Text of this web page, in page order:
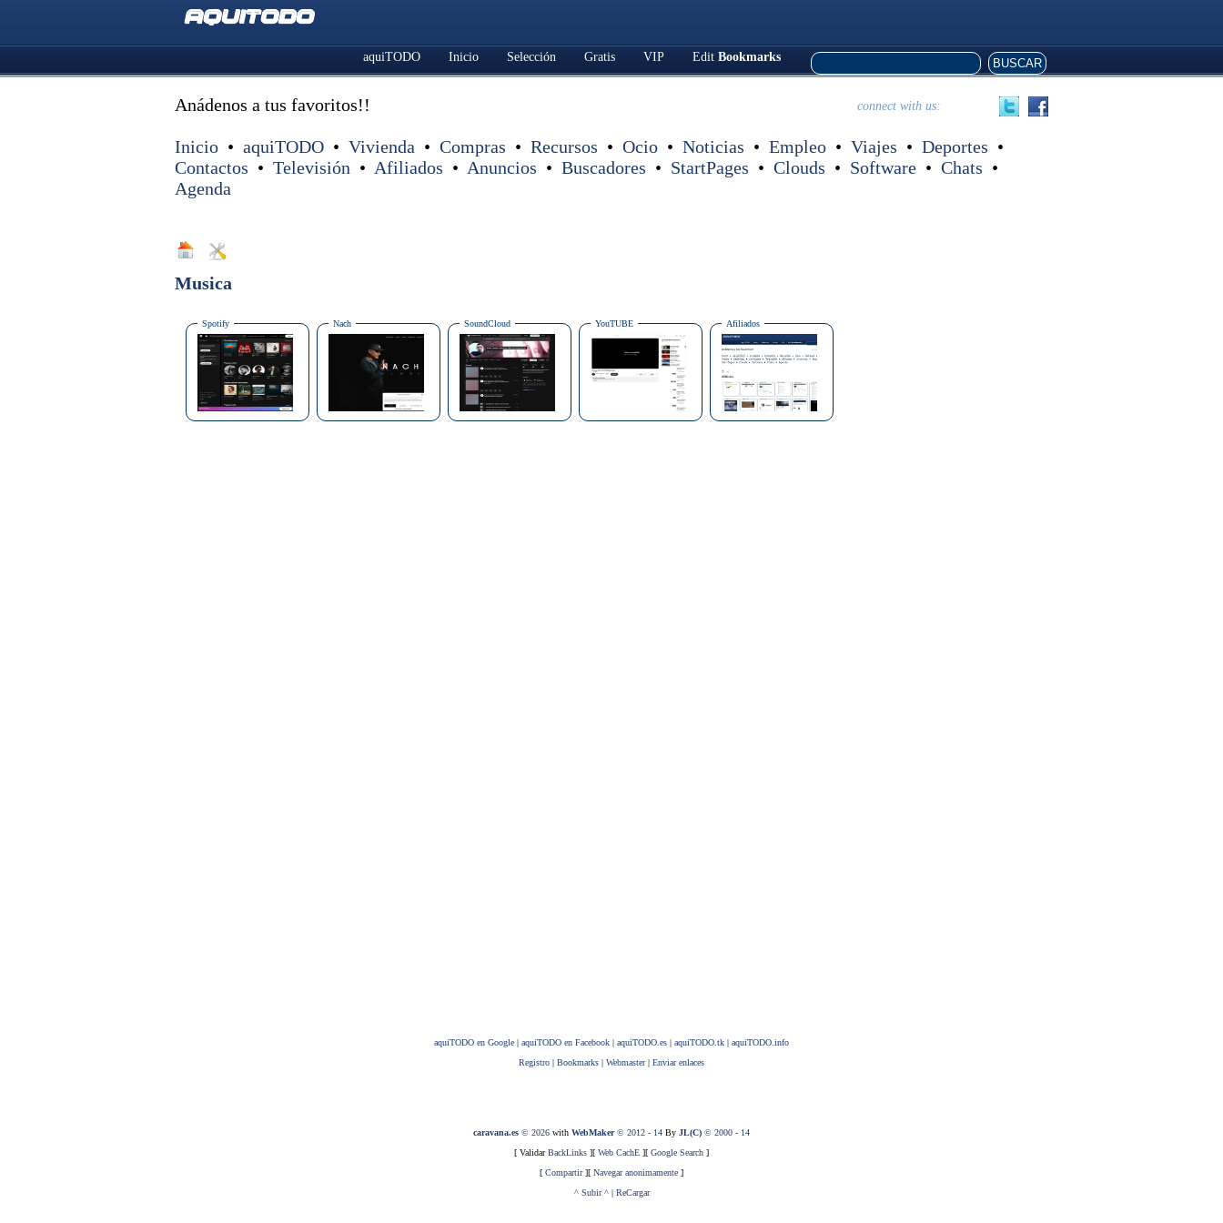
aquiTODO
aquiTODO Inicio Selección Gratis VIP Edit Bookmarks
connect with us:
Anádenos a tus favoritos!!
Inicio • aquiTODO • Vivienda • Compras • Recursos • Ocio • Noticias • Empleo • Viajes • Deportes •
Contactos • Televisión • Afiliados • Anuncios • Buscadores • StartPages • Clouds • Software • Chats •
Agenda
Musica
aquiTODO en Google | aquiTODO en Facebook | aquiTODO.es | aquiTODO.tk | aquiTODO.info
Registro | Bookmarks | Webmaster| Enviar enlaces
caravana.es © 2026 with WebMaker© 2012 - 14 By JL(C) © 2000 - 14
[ ValidarBackLinks ][ Web CachE ][ Google Search ]
[ Compartir][ Navegar anonimamente ]
^ Subir ^| ReCargar